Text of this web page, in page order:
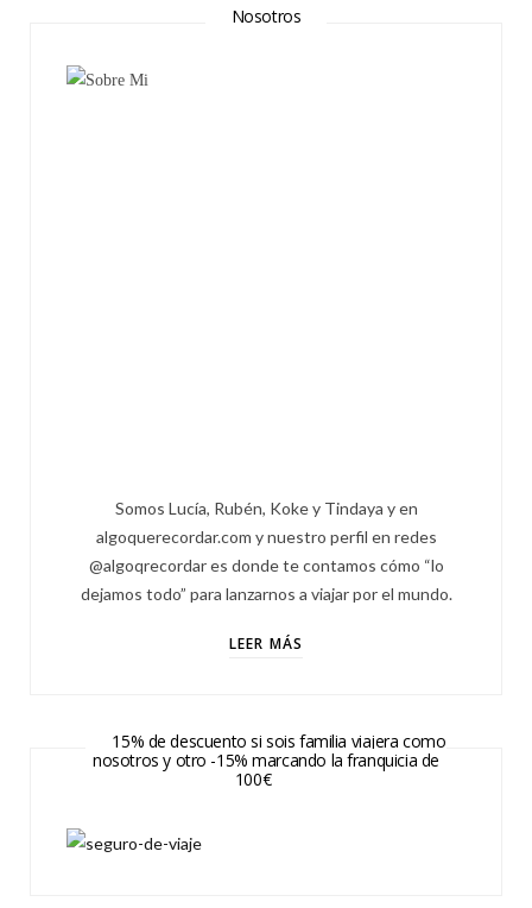
Nosotros
Somos Lucía, Rubén, Koke y Tindaya y en
algoquerecordar.com y nuestro perfil en redes
@algoqrecordar es donde te contamos cómo “lo
dejamos todo” para lanzarnos a viajar por el mundo.
LEER MÁS
15% de descuento si sois familia viajera como
nosotros y otro -15% marcando la franquicia de
100€